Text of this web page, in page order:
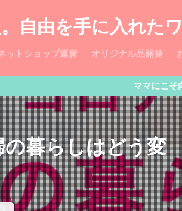
自由を手に入れた
ットショップ運営 オリジナル品開発
ママにこそ向いてる「
暮らしはどう変